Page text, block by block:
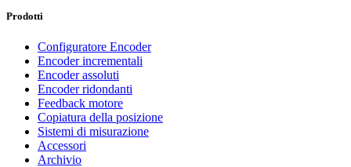
Prodotti
Configuratore Encoder
Encoder incrementali
Encoder assoluti
Encoder ridondanti
Feedback motore
Copiatura della posizione
Sistemi di misurazione
Accessori
Archivio